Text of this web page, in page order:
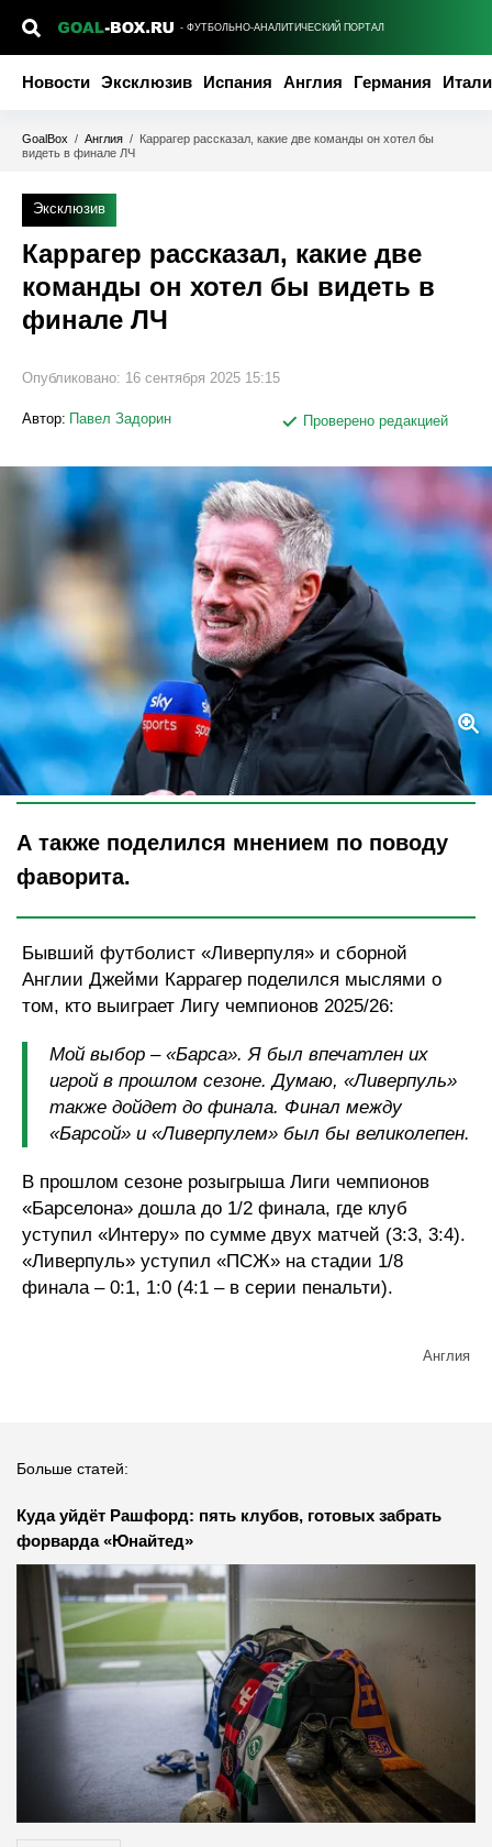
- ФУТБОЛЬНО-АНАЛИТИЧЕСКИЙ ПОРТАЛ
Новости Эксклюзив Испания Англия Германия
GoalBox / Англия / Каррагер рассказал, какие две команды он хотел бы
видеть в финале ЛЧ
Эксклюзив
Каррагер рассказал, какие две
команды он хотел бы видеть в
финале ЛЧ
Опубликовано: 16 сентября 2025 15:15
Автор: Павел Задорин Проверено редакцией
Legion-Media
А также поделился мнением по поводу
фаворита.
Бывший футболист «Ливерпуля» и сборной
Англии Джейми Каррагер поделился мыслями о
том, кто выиграет Лигу чемпионов 2025/26:
Мой выбор – «Барса». Я был впечатлен их
игрой в прошлом сезоне. Думаю, «Ливерпуль»
также дойдет до финала. Финал между
«Барсой» и «Ливерпулем» был бы великолепен.
В прошлом сезоне розыгрыша Лиги чемпионов
«Барселона» дошла до 1/2 финала, где клуб
уступил «Интеру» по сумме двух матчей (3:3, 3:4).
«Ливерпуль» уступил «ПСЖ» на стадии 1/8
финала – 0:1, 1:0 (4:1 – в серии пенальти).
Англия
Больше статей:
Куда уйдёт Рашфорд: пять клубов, готовых забрать
форварда «Юнайтед»